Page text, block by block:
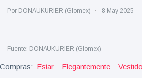
Comida y bebida
Estilo de vida y Docu-
(121)
Por DONAUKURIER (Glomex) 8 May 2025
Fuente: DONAUKURIER (Glomex)
Compras: Estar Elegantemente Vestido